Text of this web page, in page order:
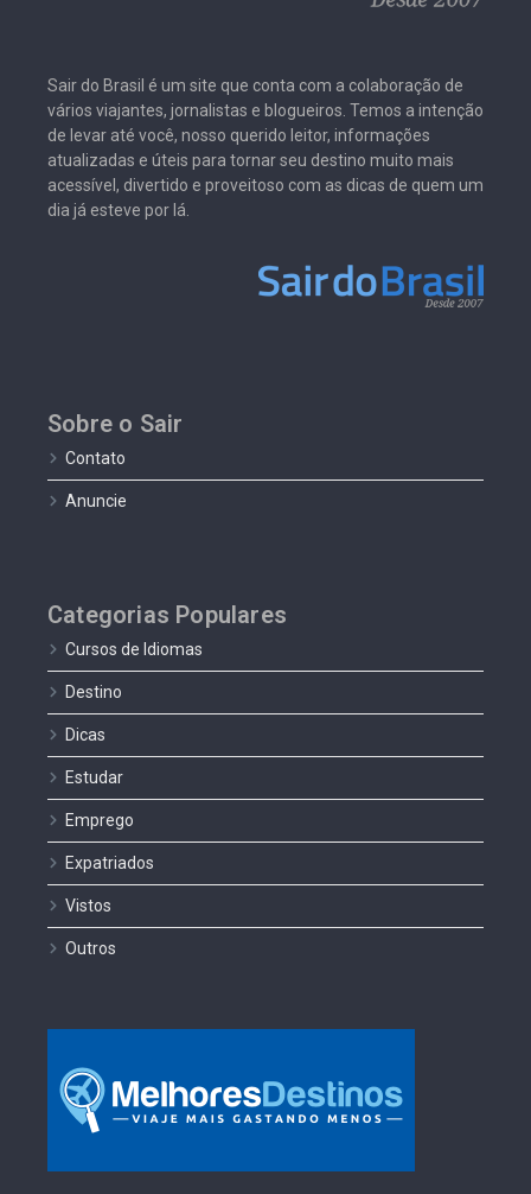
Sair do Brasil é um site que conta com a colaboração de
vários viajantes, jornalistas e blogueiros. Temos a intenção
de levar até você, nosso querido leitor, informações
atualizadas e úteis para tornar seu destino muito mais
acessível, divertido e proveitoso com as dicas de quem um
dia já esteve por lá.
Sobre o Sair
Contato
Anuncie
Categorias Populares
Cursos de Idiomas
Destino
Dicas
Estudar
Emprego
Expatriados
Vistos
Outros